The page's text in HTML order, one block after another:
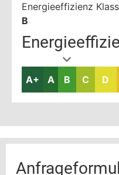
Energieeffizienz
B
A+ A B C D